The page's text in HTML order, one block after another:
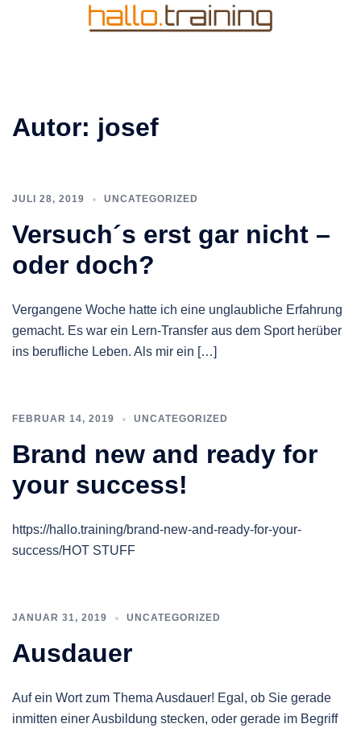
Autor: josef
JULI 28, 2019 UNCATEGORIZED
Versuch´s erst gar nicht –
oder doch?
Vergangene Woche hatte ich eine unglaubliche Erfahrung
gemacht. Es war ein Lern-Transfer aus dem Sport herüber
ins berufliche Leben. Als mir ein […]
FEBRUAR 14, 2019 UNCATEGORIZED
Brand new and ready for
your success!
https://hallo.training/brand-new-and-ready-for-your-
success/HOT STUFF
JANUAR 31, 2019 UNCATEGORIZED
Ausdauer
Auf ein Wort zum Thema Ausdauer! Egal, ob Sie gerade
inmitten einer Ausbildung stecken, oder gerade im Begriff